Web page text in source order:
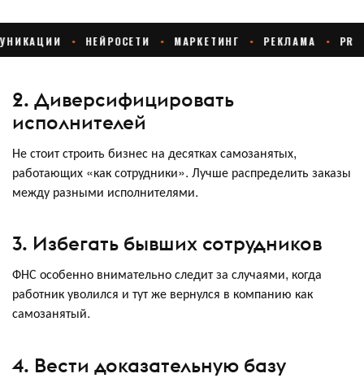
2. Диверсифицировать
исполнителей
Не стоит строить бизнес на десятках самозанятых,
работающих «как сотрудники». Лучше распределить заказы
между разными исполнителями.
3. Избегать бывших сотрудников
ФНС особенно внимательно следит за случаями, когда
работник уволился и тут же вернулся в компанию как
самозанятый.
4. Вести доказательную базу